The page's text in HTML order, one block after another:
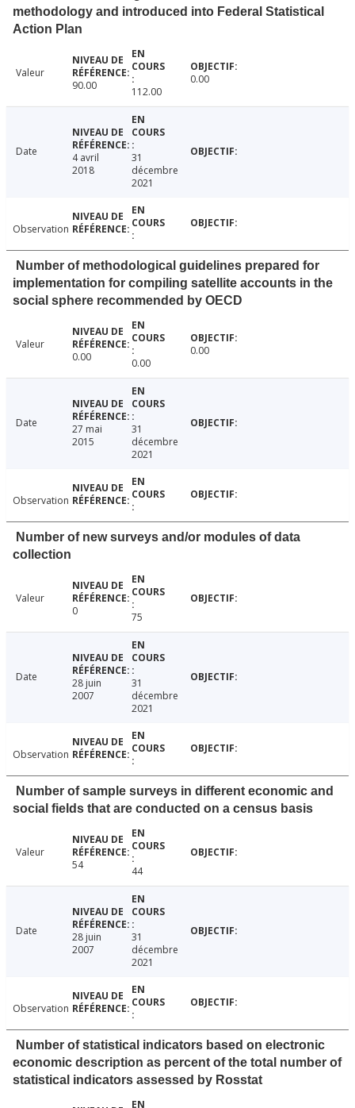
methodology and introduced into Federal Statistical
Action Plan
Valeur
90.00
112.00
0.00
Date
4 avril
2018
31
décembre
2021
Observation
Number of methodological guidelines prepared for
implementation for compiling satellite accounts in the
social sphere recommended by OECD
Valeur
0.00
0.00
0.00
Date
27 mai
2015
31
décembre
2021
Observation
Number of new surveys and/or modules of data
collection
Valeur
0
75
Date
28 juin
2007
31
décembre
2021
Observation
Number of sample surveys in different economic and
social fields that are conducted on a census basis
Valeur
54
44
Date
28 juin
2007
31
décembre
2021
Observation
Number of statistical indicators based on electronic
economic description as percent of the total number of
statistical indicators assessed by Rosstat